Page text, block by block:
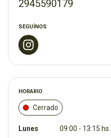
2945590179
SEGUÍNOS
HORARIO
Cerrado
Lunes
09:00 - 13:15